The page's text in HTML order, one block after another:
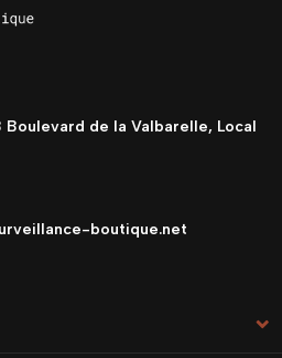
Boulevard de la Valbarelle, Local
boutique.net